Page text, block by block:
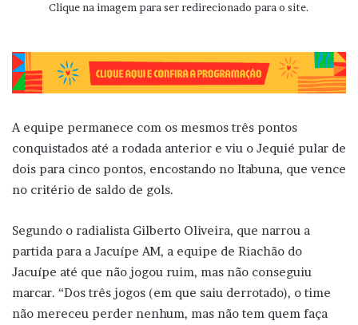
Clique na imagem para ser redirecionado para o site.
A equipe permanece com os mesmos três pontos
conquistados até a rodada anterior e viu o Jequié pular de
dois para cinco pontos, encostando no Itabuna, que vence
no critério de saldo de gols.
Segundo o radialista Gilberto Oliveira, que narrou a
partida para a Jacuípe AM, a equipe de Riachão do
Jacuípe até que não jogou ruim, mas não conseguiu
marcar. “Dos três jogos (em que saiu derrotado), o time
não mereceu perder nenhum, mas não tem quem faça